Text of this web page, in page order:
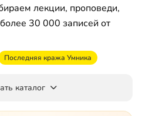
лекции, проповеди,
30 000 записей от
Последняя кража Умника
каталог